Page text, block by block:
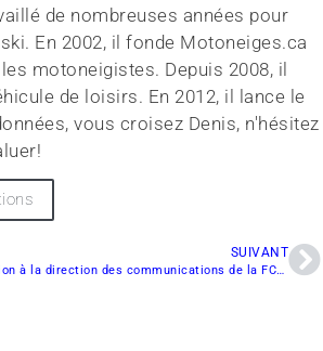
de nombreuses années pour
En 2002, il fonde Motoneiges.ca
motoneigistes. Depuis 2008, il
de loisirs. En 2012, il lance le
vous croisez Denis, n'hésitez
SUIVANT
Nomination à la direction des communications de la FCMQ